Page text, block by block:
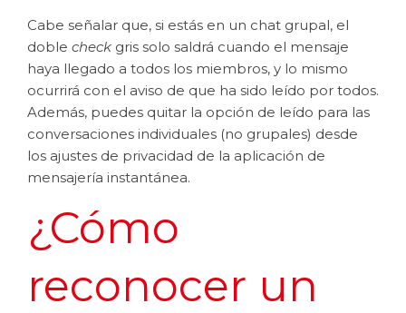
Cabe señalar que, si estás en un chat grupal, el
doble check gris solo saldrá cuando el mensaje
haya llegado a todos los miembros, y lo mismo
ocurrirá con el aviso de que ha sido leído por todos.
Además, puedes quitar la opción de leído para las
conversaciones individuales (no grupales) desde
los ajustes de privacidad de la aplicación de
mensajería instantánea.
¿Cómo
reconocer un